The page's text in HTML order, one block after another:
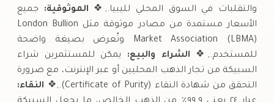
والتقلبات في السوق المحلي لليبيا.,❖ الموثوقية: جميع
الأسعار مستمدة من مصادر موثوقة مثل London Bullion
Market Association (LBMA) وتُعرض بصيغة واضحة
للمستخدم.,❖ الشراء والبيع: يمكن للمستثمرين شراء
السبيكة من تجار الذهب المحليين أو عبر الإنترنت، مع ضرورة
التحقق من شهادة النقاء (Certificate of Purity).,❖
النقاء: